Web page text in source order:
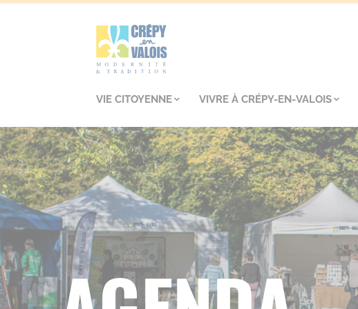
VIE CITOYENNE VIVRE À CRÉPY-EN-VALOIS